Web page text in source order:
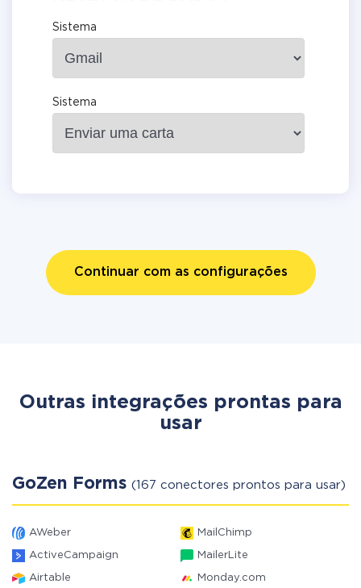
Sistema
Sistema
Continuar com as configurações
Outras integrações prontas para
usar
GoZen Forms (167 conectores prontos para usar)
AWeber MailChimp
ActiveCampaign MailerLite
Airtable Monday.com